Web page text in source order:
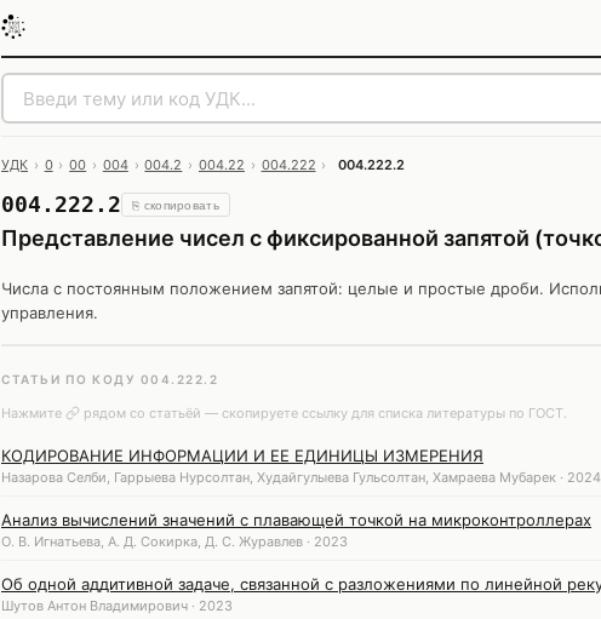
УДК › 0 › 00 › 004 › 004.2 › 004.22 › 004.222 › 004.222.2
004.222.2 ⎘ скопировать
Представление чисел с фиксированной запятой
Числа с постоянным положением запятой: целые и простые дроби.
управления.
СТАТЬИ ПО КОДУ 004.222.2
Нажмите
рядом со статьёй — скопируете ссылку для списка литературы по ГОСТ.
КОДИРОВАНИЕ ИНФОРМАЦИИ И ЕЕ ЕДИНИЦЫ ИЗМЕРЕНИЯ
Назарова Селби, Гаррыева Нурсолтан, Худайгулыева Гульсолтан, Хамраева Мубарек · 2024
Анализ вычислений значений с плавающей точкой на микроконтроллерах
О. В. Игнатьева, А. Д. Сокирка, Д. С. Журавлев · 2023
Об одной аддитивной задаче, связанной с разложениями по линейной
Шутов Антон Владимирович · 2023